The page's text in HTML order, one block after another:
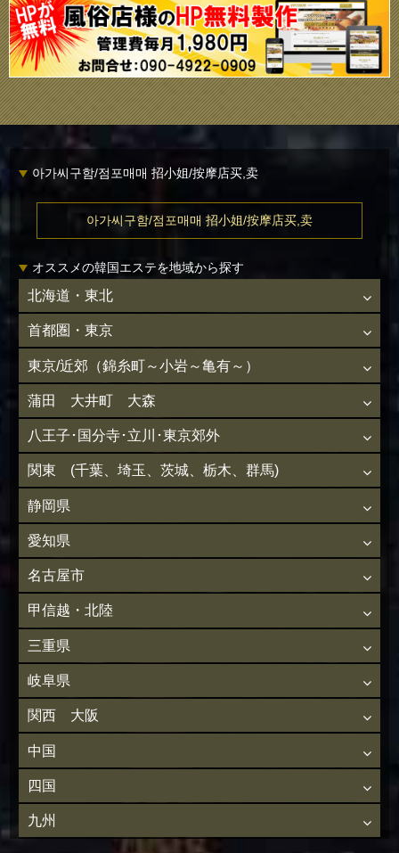
아가씨구함/점포매매 招小姐/按摩店买,卖
아가씨구함/점포매매 招小姐/按摩店买,卖
オススメの韓国エステを地域から探す
北海道・東北
首都圏・東京
東京/近郊（錦糸町～小岩～亀有～）
蒲田 大井町 大森
八王子･国分寺･立川･東京郊外
関東 (千葉、埼玉、茨城、栃木、群馬)
静岡県
愛知県
名古屋市
甲信越・北陸
三重県
岐阜県
関西 大阪
中国
四国
九州